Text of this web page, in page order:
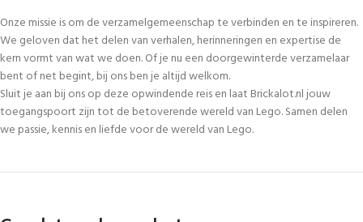
Onze missie is om de verzamelgemeenschap te verbinden en te inspireren.
We geloven dat het delen van verhalen, herinneringen en expertise de
kern vormt van wat we doen. Of je nu een doorgewinterde verzamelaar
bent of net begint, bij ons ben je altijd welkom.
Sluit je aan bij ons op deze opwindende reis en laat Brickalot.nl jouw
toegangspoort zijn tot de betoverende wereld van Lego. Samen delen
we passie, kennis en liefde voor de wereld van Lego.